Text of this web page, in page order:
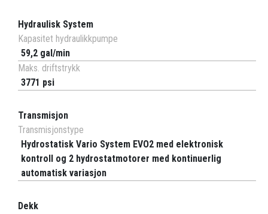
Hydraulisk System
Kapasitet hydraulikkpumpe
59,2 gal/min
Maks. driftstrykk
3771 psi
Transmisjon
Transmisjonstype
Hydrostatisk Vario System EVO2 med elektronisk
kontroll og 2 hydrostatmotorer med kontinuerlig
automatisk variasjon
Dekk